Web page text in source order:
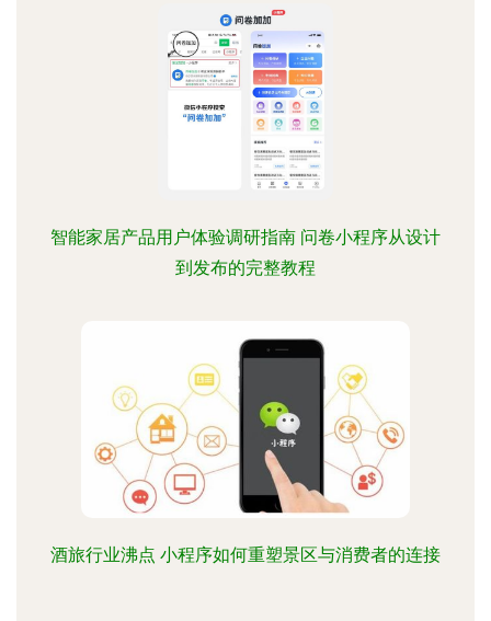
智能家居产品用户体验调研指南 问卷小程序从设计
到发布的完整教程
酒旅行业沸点 小程序如何重塑景区与消费者的连接